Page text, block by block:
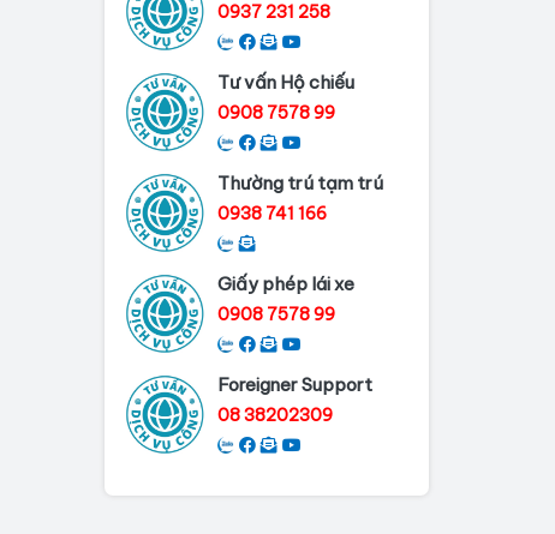
Thủ tục làm Lý lịch tư
pháp tại Bình...
Dịch vụ Lý lịch tư
pháp tại Cần Thơ
Dịch vụ làm Lý Lịch Tư
Pháp tại Hải...
0937 231 258
Tư vấn Hộ chiếu
0908 7578 99
Thường trú tạm trú
0938 741 166
Giấy phép lái xe
0908 7578 99
Foreigner Support
08 38202309